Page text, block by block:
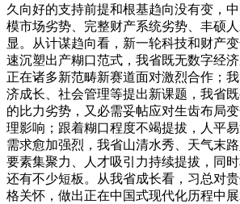
久向好的支持前提和根基趋向没有变，
模市场劣势、完整财产系统劣势、丰硕
显。从计谋趋向看，新一轮科技和财产
速沉塑出产糊口范式，我省既无数字经
正在诸多新范畴新赛道面对激烈合作；
济成长、社会管理等提出新课题，我省
的比力劣势，又必需妥帖应对生齿布局
理影响；跟着糊口程度不竭提拔，人平
需求愈加强烈，我省山清水秀、天气末
要素集聚力、人才吸引力持续提拔，同
还有不少短板。从我省成长看，习总对
格关怀，做出正在中国式现代化历程中